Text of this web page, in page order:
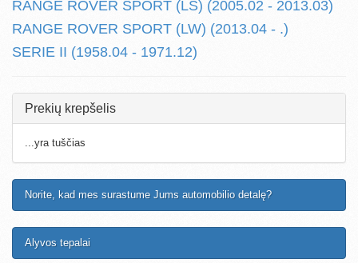
RANGE ROVER SPORT (LS) (2005.02 - 2013.03)
RANGE ROVER SPORT (LW) (2013.04 - .)
SERIE II (1958.04 - 1971.12)
Prekių krepšelis
...yra tuščias
Norite, kad mes surastume Jums automobilio detalę?
Alyvos tepalai